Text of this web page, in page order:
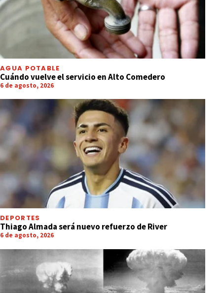
AGUA POTABLE
Cuándo vuelve el servicio en Alto Comedero
6 de agosto, 2026
DEPORTES
Thiago Almada será nuevo refuerzo de River
6 de agosto, 2026